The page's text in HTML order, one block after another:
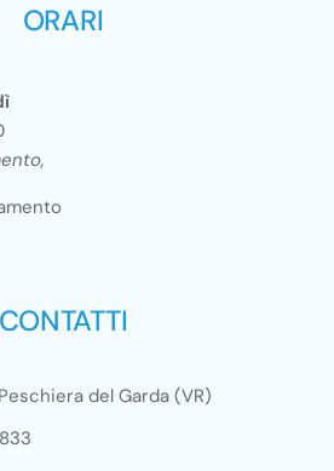
ORARI
CONTATTI
del Garda (VR)